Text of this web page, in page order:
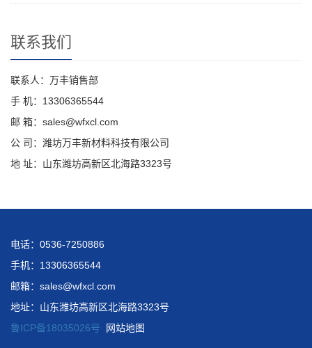
联系我们
联系人：万丰销售部
手 机：13306365544
邮 箱：sales@wfxcl.com
公 司：潍坊万丰新材料科技有限公司
地 址：山东潍坊高新区北海路3323号
电话：0536-7250886
手机：13306365544
邮箱：sales@wfxcl.com
地址：山东潍坊高新区北海路3323号
鲁ICP备18035026号
网站地图